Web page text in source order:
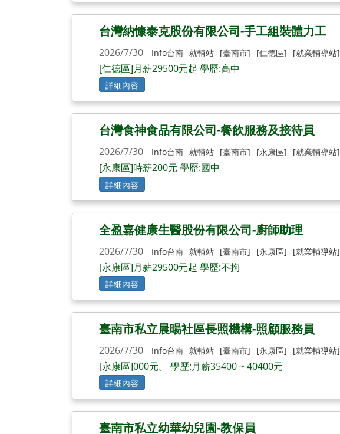
台灣納慷泰克股份有限公司-手工組裝體力工
2026/7/30 Info台南 就輔站 [臺南市] [仁德區] [就業輔導站]
[仁德區]月薪29500元起 學歷:高中
詳細內容
台灣食神食品有限公司-餐飲服務及接待員
2026/7/30 Info台南 就輔站 [臺南市] [永康區] [就業輔導站]
[永康區]時薪200元 學歷:國中
詳細內容
全盈嘉健康生醫股份有限公司-廚師助理
2026/7/30 Info台南 就輔站 [臺南市] [永康區] [就業輔導站]
[永康區]月薪29500元起 學歷:不拘
詳細內容
臺南市私立晨暘社區長照機構-照顧服務員
2026/7/30 Info台南 就輔站 [臺南市] [永康區] [就業輔導站]
[永康區]000元。 學歷:月薪35400 ~ 40400元
詳細內容
臺南市私立幼華幼兒園-教保員